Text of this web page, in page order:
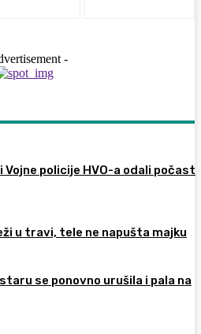
-
policije HVO-a odali počast
u travi, tele ne napušta majku
se ponovno urušila i pala na